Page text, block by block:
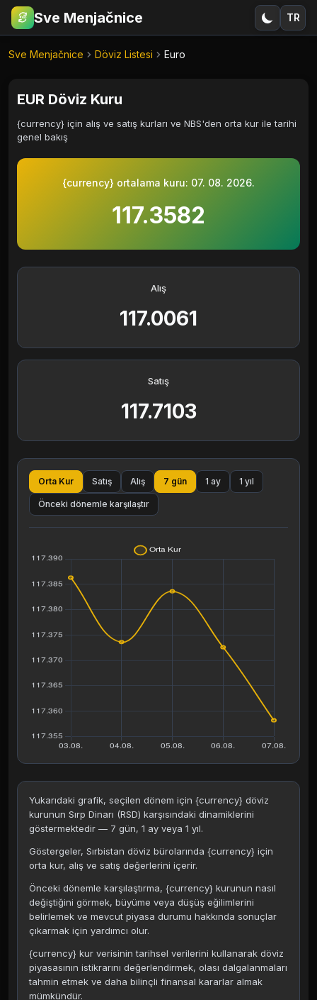
€RSD Sve Menjačnice TR
Sve Menjačnice Döviz Listesi Euro
EUR Döviz Kuru
{currency} için alış ve satış kurları ve NBS'den orta kur ile tarihi
genel bakış
{currency} ortalama kuru: 07. 08. 2026.
117.3582
Alış
117.0061
Satış
117.7103
Orta Kur Satış Alış 7 gün 1 ay 1 yıl
Önceki dönemle karşılaştır
Yukarıdaki grafik, seçilen dönem için {currency} döviz
kurunun Sırp Dinarı (RSD) karşısındaki dinamiklerini
göstermektedir — 7 gün, 1 ay veya 1 yıl.
Göstergeler, Sırbistan döviz bürolarında {currency} için
orta kur, alış ve satış değerlerini içerir.
Önceki dönemle karşılaştırma, {currency} kurunun nasıl
değiştiğini görmek, büyüme veya düşüş eğilimlerini
belirlemek ve mevcut piyasa durumu hakkında sonuçlar
çıkarmak için yardımcı olur.
{currency} kur verisinin tarihsel verilerini kullanarak döviz
piyasasının istikrarını değerlendirmek, olası dalgalanmaları
tahmin etmek ve daha bilinçli finansal kararlar almak
mümkündür.